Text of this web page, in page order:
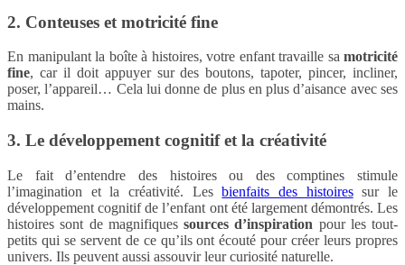
2. Conteuses et motricité fine
En manipulant la boîte à histoires, votre enfant travaille sa motricité
fine, car il doit appuyer sur des boutons, tapoter, pincer, incliner,
poser, l’appareil… Cela lui donne de plus en plus d’aisance avec ses
mains.
3. Le développement cognitif et la créativité
Le fait d’entendre des histoires ou des comptines stimule
l’imagination et la créativité. Lesbienfaits des histoiressur le
développement cognitif de l’enfant ont été largement démontrés. Les
histoires sont de magnifiques sources d’inspiration pour les tout-
petits qui se servent de ce qu’ils ont écouté pour créer leurs propres
univers. Ils peuvent aussi assouvir leur curiosité naturelle.